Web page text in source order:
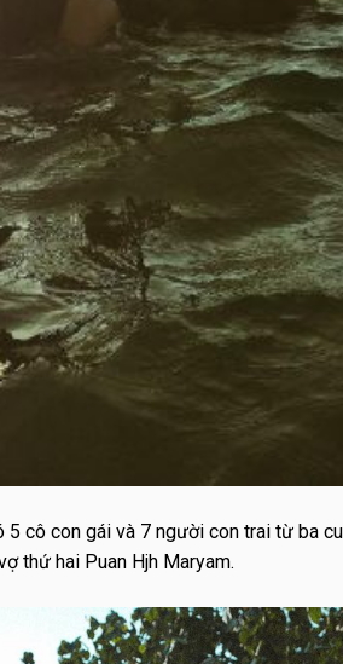
cô con gái và 7 người con trai từ ba
thứ hai Puan Hjh Maryam.